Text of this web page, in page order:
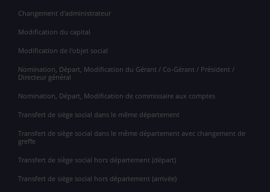
Changement d'administrateur
Modification du capital
Modification de l'objet social
Nomination, Départ, Modification du Gérant / Co-Gérant / Président /
Directeur général
Nomination, Départ, Modification de commissaire aux comptes
Transfert de siège social dans le même département
Transfert de siège social dans le même département avec changement de
greffe
Transfert de siège social hors département (départ)
Transfert de siège social hors département (arrivée)